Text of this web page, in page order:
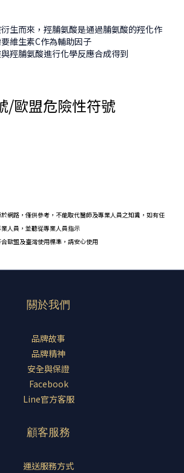
生而來，羥脯氨酸是通過脯氨酸的羥化作
維生素C作為輔助因子
羥脯氨酸進行化學反應合成得到
/歐盟危險性符號
網路，僅供參考，不能取代醫師及專業人員之知識，如有任
人員，並聽從專業人員指示
歐盟及臺灣使用標準，請安心使用
關於我們
品牌故事
品牌精神
安全與保證
Facebook
Line官方客服
顧客服務
運送服務方式